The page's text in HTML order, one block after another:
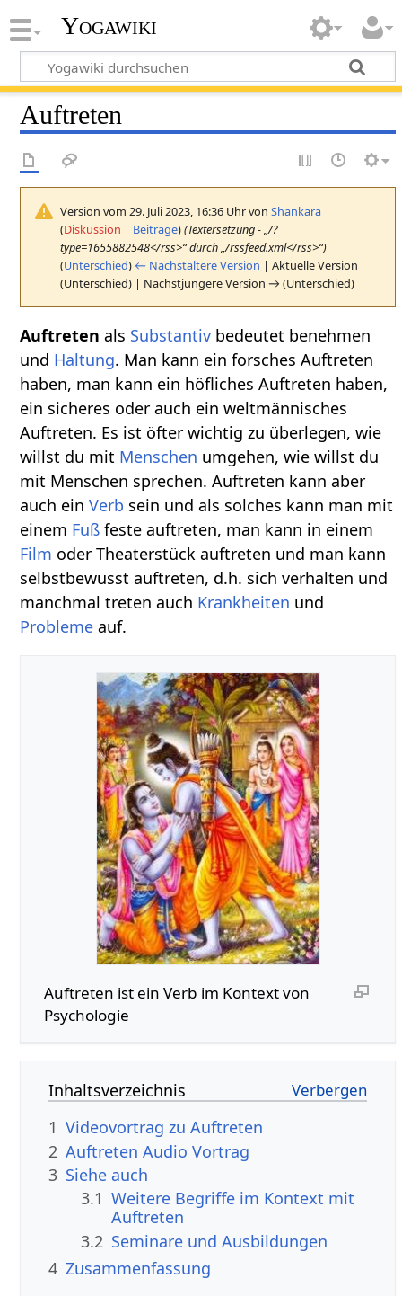
Yogawiki
Auftreten
Version vom 29. Juli 2023, 16:36 Uhr vonShankara
(Diskussion | Beiträge)(Textersetzung - „/?
type=1655882548</rss>“ durch „/rssfeed.xml</rss>“)
(Unterschied) ← Nächstältere Version | Aktuelle Version
(Unterschied) | Nächstjüngere Version → (Unterschied)
Auftreten‏‎als Substantiv bedeutet benehmen
und Haltung. Man kann ein forsches Auftreten
haben, man kann ein höfliches Auftreten haben,
ein sicheres oder auch ein weltmännisches
Auftreten. Es ist öfter wichtig zu überlegen, wie
willst du mit Menschen umgehen, wie willst du
mit Menschen sprechen. Auftreten kann aber
auch einVerb sein und als solches kann man mit
einem Fuß feste auftreten, man kann in einem
Film oder Theaterstück auftreten und man kann
selbstbewusst auftreten, d.h. sich verhalten und
manchmal treten auch Krankheiten und
Probleme auf.
Auftreten‏‎ ist ein Verb im Kontext von
Psychologie
Inhaltsverzeichnis
1
2
Auftreten‏‎ Audio Vortrag
3 Siehe auch
3.1 Weitere Begriffe im Kontext mit
3.2 Seminare und Ausbildungen
4 Zusammenfassung